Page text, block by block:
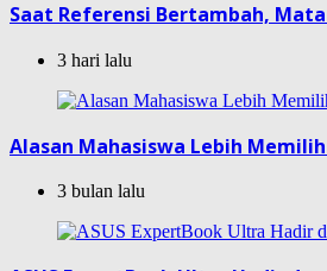
Saat Referensi Bertambah,
3 hari lalu
Alasan Mahasiswa Lebih
3 bulan lalu